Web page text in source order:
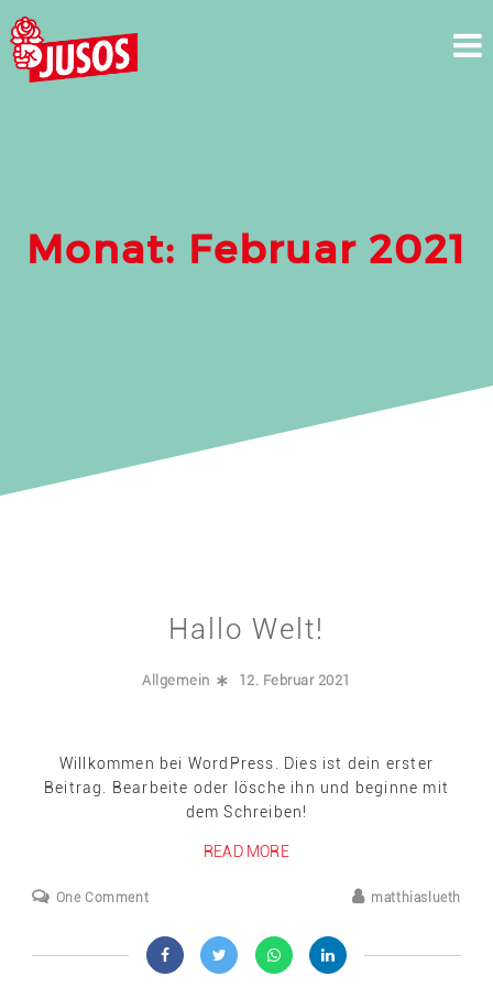
to
content
Monat: Februar 2021
Hallo Welt!
Allgemein 12. Februar 2021
Willkommen bei WordPress. Dies ist dein erster
Beitrag. Bearbeite oder lösche ihn und beginne mit
dem Schreiben!
READ MORE
One Comment matthiaslueth